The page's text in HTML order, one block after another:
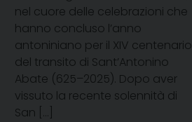
nel cuore delle celebrazioni che
hanno concluso l’anno
antoniniano per il XIV centenario
del transito di Sant’Antonino
Abate (625–2025). Dopo aver
vissuto la recente solennità di
San […]